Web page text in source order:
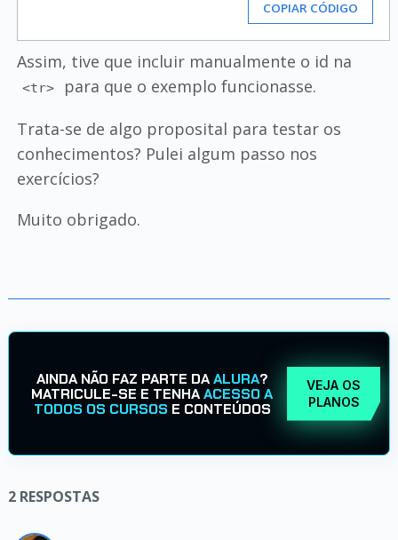
COPIAR CÓDIGO
Assim, tive que incluir manualmente o id na
<tr>
para que o exemplo funcionasse.
Trata-se de algo proposital para testar os
conhecimentos? Pulei algum passo nos
exercícios?
Muito obrigado.
AINDA NÃO FAZ PARTE DAALURA?
MATRICULE-SE E TENHAACESSO A
TODOS OS CURSOS E CONTEÚDOS
VEJA OS
PLANOS
2 RESPOSTAS